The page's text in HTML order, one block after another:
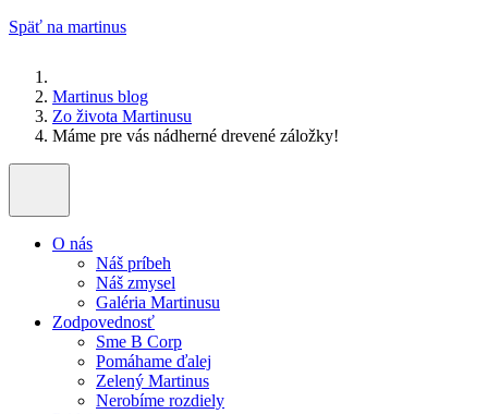
Späť na martinus
Martinus blog
Zo života Martinusu
Máme pre vás nádherné drevené záložky!
O nás
Náš príbeh
Náš zmysel
Galéria Martinusu
Zodpovednosť
Sme B Corp
Pomáhame ďalej
Zelený Martinus
Nerobíme rozdiely